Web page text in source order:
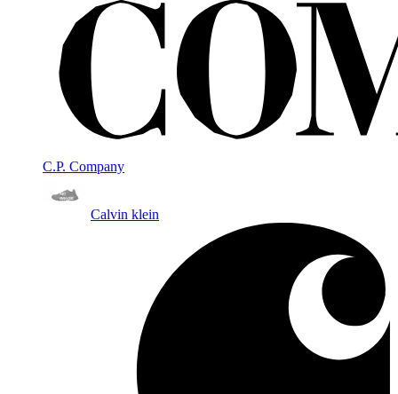
C.P. Company
Calvin klein